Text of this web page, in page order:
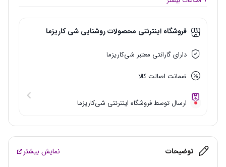
جریان نامی
وزن: 305 گرم
بهره نوری: 45 LM/W
فروشگاه اینترنتی محصولات روشنایی شی‌ کاریزما
دارای گارانتی معتبر شی‌کاریزما
ضمانت اصالت کالا
ارسال توسط فروشگاه اینترنتی شی‌کاریزما
توضیحات نمایش بیشتر